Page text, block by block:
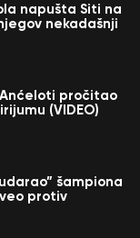
napušta Siti na
nekadašnji
pročitao
(VIDEO)
šampiona
protiv